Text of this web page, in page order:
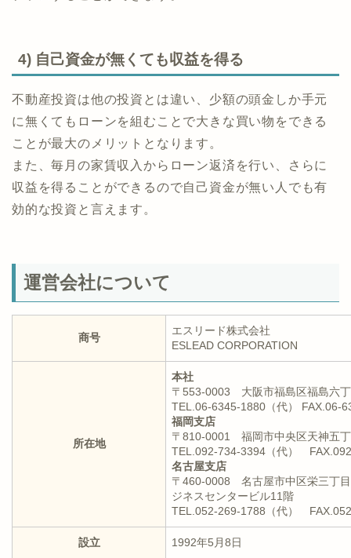
4) 自己資金が無くても収益を得る
不動産投資は他の投資とは違い、少額の頭金しか手元
に無くてもローンを組むことで大きな買い物をできる
ことが最大のメリットとなります。
また、毎月の家賃収入からローン返済を行い、さらに
収益を得ることができるので自己資金が無い人でも有
効的な投資と言えます。
運営会社について
商号
エスリード株式会社
ESLEAD CORPORATION
所在地
本社
〒553-0003 大阪市福島区福島六
TEL.06-6345-1880（代） FAX.06-
福岡支店
〒810-0001 福岡市中央区天神五
TEL.092-734-3394（代）
名古屋支店
〒460-0008 名古屋市中区栄三丁
ジネスセンタービル11階
TEL.052-269-1788（代）
設立 1992年5月8日